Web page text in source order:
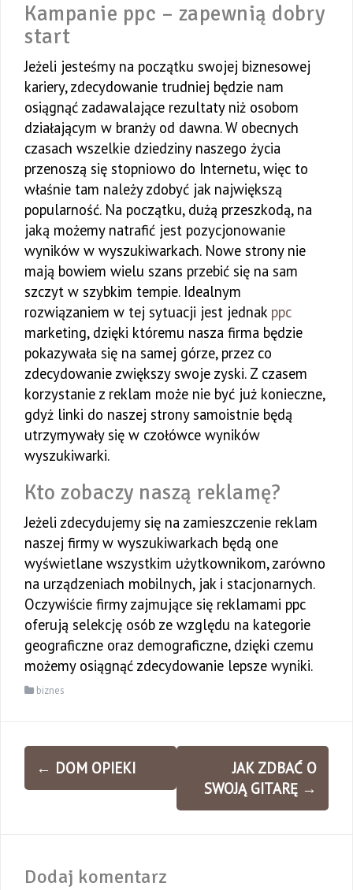
Kampanie ppc – zapewnią dobry
start
Jeżeli jesteśmy na początku swojej biznesowej
kariery, zdecydowanie trudniej będzie nam
osiągnąć zadawalające rezultaty niż osobom
działającym w branży od dawna. W obecnych
czasach wszelkie dziedziny naszego życia
przenoszą się stopniowo do Internetu, więc to
właśnie tam należy zdobyć jak największą
popularność. Na początku, dużą przeszkodą, na
jaką możemy natrafić jest pozycjonowanie
wyników w wyszukiwarkach. Nowe strony nie
mają bowiem wielu szans przebić się na sam
szczyt w szybkim tempie. Idealnym
rozwiązaniem w tej sytuacji jest jednak ppc
marketing, dzięki któremu nasza firma będzie
pokazywała się na samej górze, przez co
zdecydowanie zwiększy swoje zyski. Z czasem
korzystanie z reklam może nie być już konieczne,
gdyż linki do naszej strony samoistnie będą
utrzymywały się w czołówce wyników
wyszukiwarki.
Kto zobaczy naszą reklamę?
Jeżeli zdecydujemy się na zamieszczenie reklam
naszej firmy w wyszukiwarkach będą one
wyświetlane wszystkim użytkownikom, zarówno
na urządzeniach mobilnych, jak i stacjonarnych.
Oczywiście firmy zajmujące się reklamami ppc
oferują selekcję osób ze względu na kategorie
geograficzne oraz demograficzne, dzięki czemu
możemy osiągnąć zdecydowanie lepsze wyniki.
biznes
Zobacz
wpisy
← DOM OPIEKI
JAK ZDBAĆ O
SWOJĄ GITARĘ →
Dodaj komentarz